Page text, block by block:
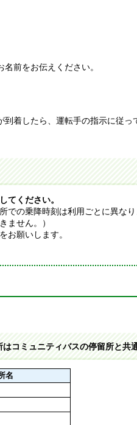
前をお伝えください。
着したら、運転手の指示に従っ
てください。
での乗降時刻は利用ごとに異な
ません。）
お願いします。
コミュニティバスの停留所と共通
名